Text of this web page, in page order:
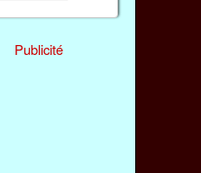
Publicité